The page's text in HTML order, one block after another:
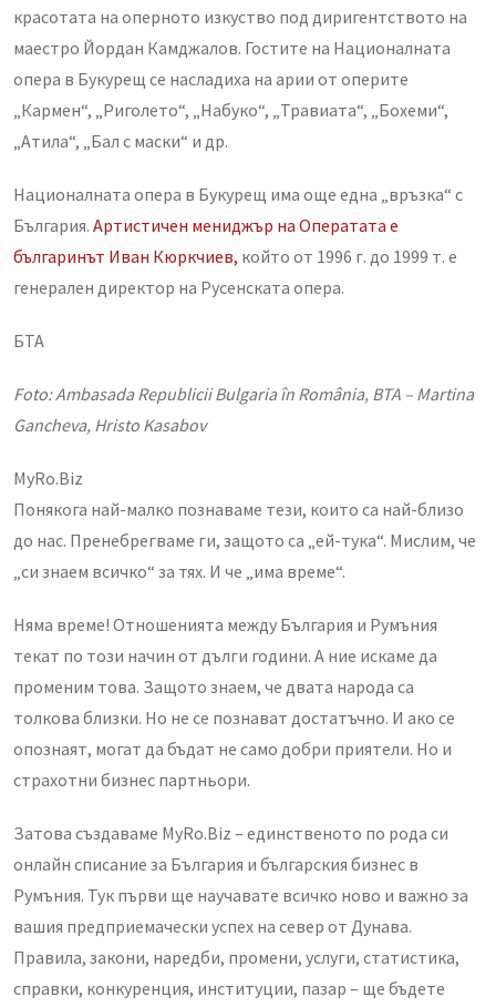
красотата на оперното изкуство под диригентството на
маестро Йордан Камджалов. Гостите на Националната
опера в Букурещ се насладиха на арии от оперите
„Кармен“, „Риголето“, „Набуко“, „Травиата“, „Бохеми“,
„Атила“, „Бал с маски“ и др.
Националната опера в Букурещ има още една „връзка“ с
България. Артистичен мениджър на Оператата е
българинът Иван Кюркчиев, който от 1996 г. до 1999 т. е
генерален директор на Русенската опера.
БТА
Foto: Ambasada Republicii Bulgaria în România, BTA – Martina
Gancheva, Hristo Kasabov
MyRo.Biz
Понякога най-малко познаваме тези, които са най-близо
до нас. Пренебрегваме ги, защото са „ей-тука“. Мислим, че
„си знаем всичко“ за тях. И че „има време“.
Няма време! Отношенията между България и Румъния
текат по този начин от дълги години. А ние искаме да
променим това. Защото знаем, че двата народа са
толкова близки. Но не се познават достатъчно. И ако се
опознаят, могат да бъдат не само добри приятели. Но и
страхотни бизнес партньори.
Затова създаваме MyRo.Biz – единственото по рода си
онлайн списание за България и българския бизнес в
Румъния. Тук първи ще научавате всичко ново и важно за
вашия предприемачески успех на север от Дунава.
Правила, закони, наредби, промени, услуги, статистика,
справки, конкуренция, институции, пазар – ще бъдете